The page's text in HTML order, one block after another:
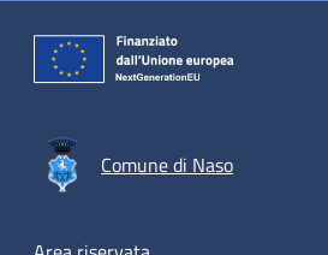
Comune di Naso